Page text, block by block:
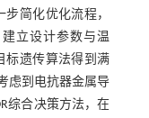
简化优化流程，
立设计参数与温
标遗传算法得到满
虑到电抗器金属导
综合决策方法，在